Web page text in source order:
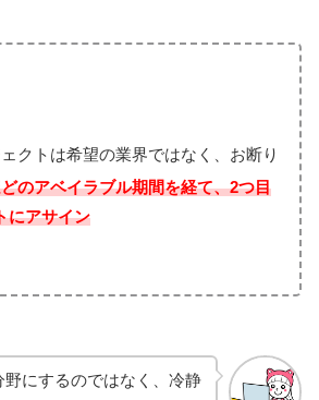
クトは希望の業界ではなく、お断り
のアベイラブル期間を経て、2つ目
にアサイン
にするのではなく、冷静